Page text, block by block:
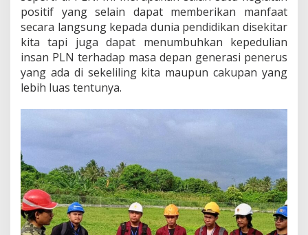
I
d
u
s
t
r
D
a
h
a
s
i
s
positif yang selain dapat memberikan manfaat
secara langsung kepada dunia pendidikan disekitar
kita tapi juga dapat menumbuhkan kepedulian
insan PLN terhadap masa depan generasi penerus
yang ada di sekeliling kita maupun cakupan yang
lebih luas tentunya.